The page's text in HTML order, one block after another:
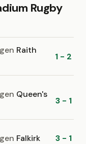
Rugby
Raith
1 - 2
Queen's
3 - 1
Falkirk 3 - 1